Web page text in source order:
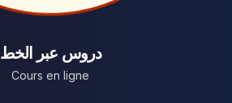
دروس عبر الخط
Cours en ligne